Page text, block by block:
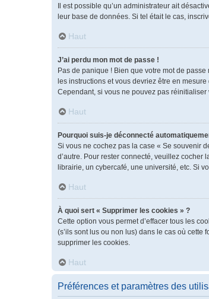
Il est possible qu’un administrateur ait
leur base de données. Si tel était le cas,
Haut
J’ai perdu mon mot de passe !
Pas de panique ! Bien que votre mot de
les instructions et vous devriez être en
Cependant, si vous ne pouvez pas
Haut
Pourquoi suis-je déconnecté
Si vous ne cochez pas la case « Se souvenir
d’autre. Pour rester connecté, veuillez
librairie, un cybercafé, une université, etc. Si
Haut
À quoi sert « Supprimer les cookies » ?
Cette option vous permet d’effacer tous les
(s’ils sont lus ou non lus) dans le cas où
supprimer les cookies.
Haut
Préférences et paramètres des